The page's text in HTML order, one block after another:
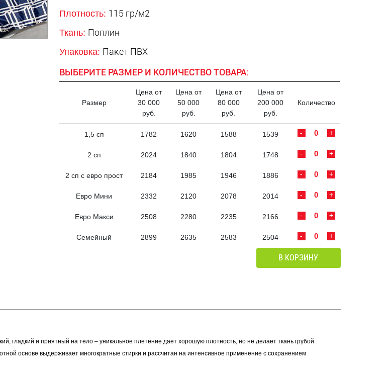
Плотность: 115 гр/м2
Ткань: Поплин
Упаковка: Пакет ПВХ
ВЫБЕРИТЕ РАЗМЕР И КОЛИЧЕСТВО ТОВАРА:
Размер
Цена от
30 000
руб.
Цена от
50 000
руб.
Цена от
80 000
руб.
Цена от
200 000
руб.
Количество
1,5 сп 1782 1620 1588 1539 +
-
2 сп 2024 1840 1804 1748 +
-
2 сп с евро прост 2184 1985 1946 1886 +
-
Евро Мини 2332 2120 2078 2014 +
-
Евро Макси 2508 2280 2235 2166 +
-
Семейный 2899 2635 2583 2504 +
-
В КОРЗИНУ
гладкий и приятный на тело – уникальное плетение дает хорошую плотность, но не делает ткань грубой.
основе выдерживает многократные стирки и рассчитан на интенсивное применение с сохранением